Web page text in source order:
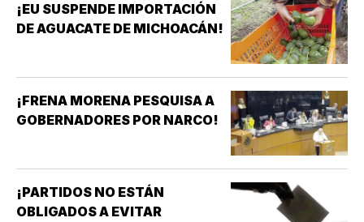
¡EU SUSPENDE IMPORTACIÓN
DE AGUACATE DE MICHOACÁN!
¡FRENA MORENA PESQUISA A
GOBERNADORES POR NARCO!
¡PARTIDOS NO ESTÁN
OBLIGADOS A EVITAR